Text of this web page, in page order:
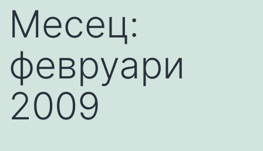
Месец:
февруари
2009